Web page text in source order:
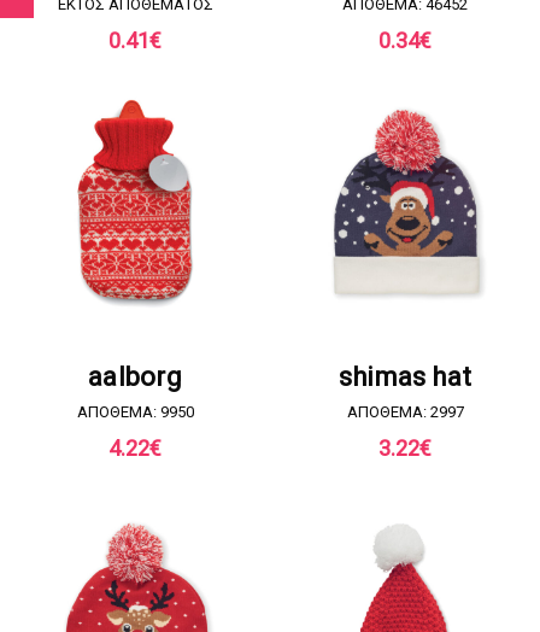
EKTOΣ ΑΠΟΘΕΜΑΤΟΣ
0.41€
ΑΠΟΘΕΜΑ: 46452
0.34€
aalborg
ΑΠΟΘΕΜΑ: 9950
4.22€
shimas hat
ΑΠΟΘΕΜΑ: 2997
3.22€